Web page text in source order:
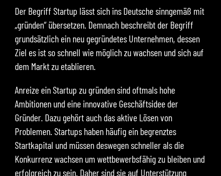
Der Begriff Startup lässt sich ins Deutsche sinngemäß mit
„gründen“ übersetzen. Demnach beschreibt der Begriff
grundsätzlich ein neu gegründetes Unternehmen, dessen
Ziel es ist so schnell wie möglich zu wachsen und sich auf
dem Markt zu etablieren.
Anreize ein Startup zu gründen sind oftmals hohe
Ambitionen und eine innovative Geschäftsidee der
Gründer. Dazu gehört auch das aktive Lösen von
Problemen. Startups haben häufig ein begrenztes
Startkapital und müssen deswegen schneller als die
Konkurrenz wachsen um wettbewerbsfähig zu bleiben und
erfolgreich zu sein. Daher sind sie auf Unterstützung